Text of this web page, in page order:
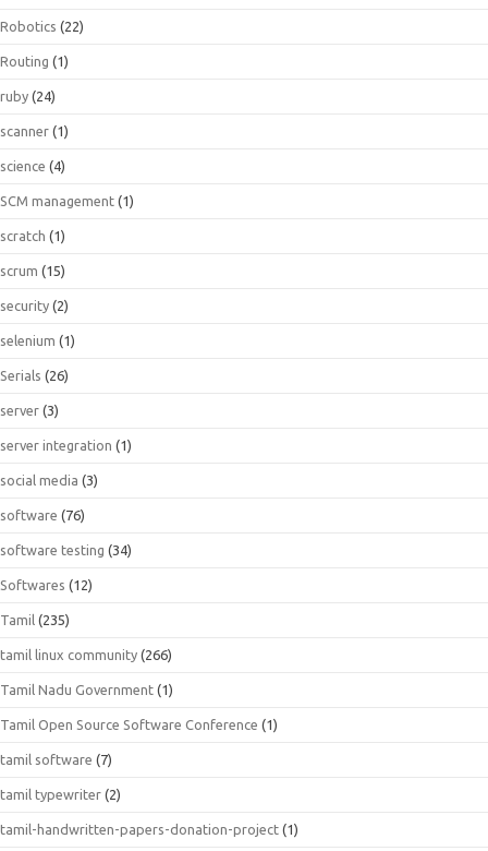
Robotics (22)
Routing (1)
ruby (24)
scanner (1)
science (4)
SCM management (1)
scratch (1)
scrum (15)
security (2)
selenium (1)
Serials (26)
server (3)
server integration (1)
social media (3)
software (76)
software testing (34)
Softwares (12)
Tamil (235)
tamil linux community (266)
Tamil Nadu Government (1)
Tamil Open Source Software Conference (1)
tamil software (7)
tamil typewriter (2)
tamil-handwritten-papers-donation-project (1)